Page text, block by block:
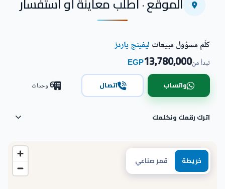
الموقع · اطلب معاينة أو استفسار
خريطة قمر صناعي
كلّم مسؤول مبيعات ليفينج ياردز
تبدأ من13,780,000
EGP
واتساب اتصال 6وحدات
اترك رقمك ونكلمك